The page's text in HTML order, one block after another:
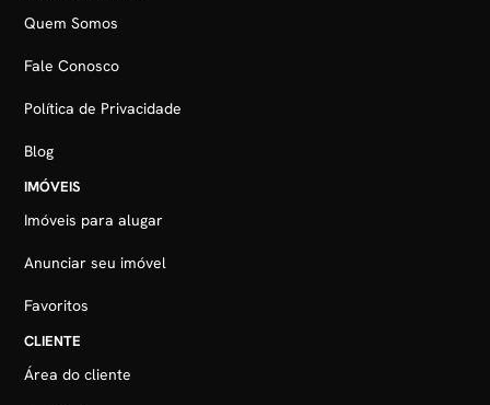
Quem Somos
Fale Conosco
Política de Privacidade
Blog
IMÓVEIS
Imóveis para alugar
Anunciar seu imóvel
Favoritos
CLIENTE
Área do cliente